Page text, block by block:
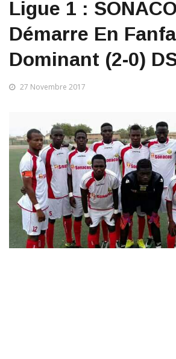
Ligue 1 :
Démarre En
Dominant (2-0)
27 Novembre 2017